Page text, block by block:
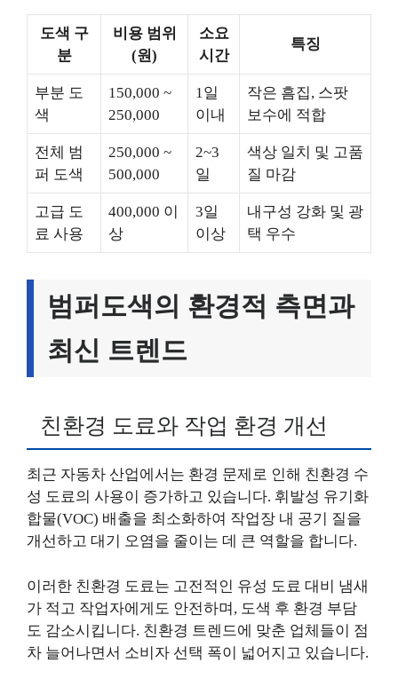
도색 구
분
비용 범위
(원)
소요
시간
특징
부분 도
색
150,000 ~
250,000
1일
이내
작은 흠집, 스팟
보수에 적합
전체 범
퍼 도색
250,000 ~
500,000
2~3
일
색상 일치 및 고품
질 마감
고급 도
료 사용
400,000 이
상
3일
이상
내구성 강화 및 광
택 우수
범퍼도색의 환경적 측면과
최신 트렌드
친환경 도료와 작업 환경 개선
최근 자동차 산업에서는 환경 문제로 인해 친환경 수
성 도료의 사용이 증가하고 있습니다. 휘발성 유기화
합물(VOC) 배출을 최소화하여 작업장 내 공기 질을
개선하고 대기 오염을 줄이는 데 큰 역할을 합니다.
이러한 친환경 도료는 고전적인 유성 도료 대비 냄새
가 적고 작업자에게도 안전하며, 도색 후 환경 부담
도 감소시킵니다. 친환경 트렌드에 맞춘 업체들이 점
차 늘어나면서 소비자 선택 폭이 넓어지고 있습니다.